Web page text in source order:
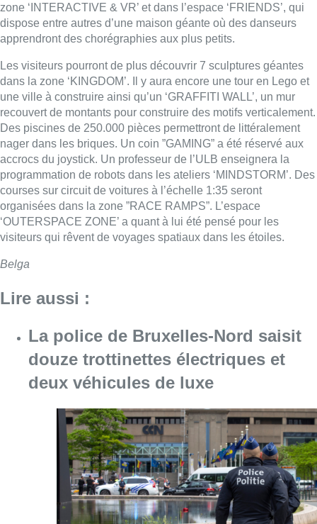
zone ‘INTERACTIVE & VR’ et dans l’espace ‘FRIENDS’, qui
dispose entre autres d’une maison géante où des danseurs
apprendront des chorégraphies aux plus petits.
Les visiteurs pourront de plus découvrir 7 sculptures géantes
dans la zone ‘KINGDOM’. Il y aura encore une tour en Lego et
une ville à construire ainsi qu’un ‘GRAFFITI WALL’, un mur
recouvert de montants pour construire des motifs verticalement.
Des piscines de 250.000 pièces permettront de littéralement
nager dans les briques. Un coin ”GAMING” a été réservé aux
accrocs du joystick. Un professeur de l’ULB enseignera la
programmation de robots dans les ateliers ‘MINDSTORM’. Des
courses sur circuit de voitures à l’échelle 1:35 seront
organisées dans la zone ”RACE RAMPS”. L’espace
‘OUTERSPACE ZONE’ a quant à lui été pensé pour les
visiteurs qui rêvent de voyages spatiaux dans les étoiles.
Belga
Lire aussi :
La police de Bruxelles-Nord saisit
douze trottinettes électriques et
deux véhicules de luxe